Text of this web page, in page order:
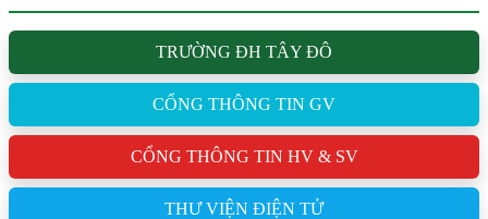
TRƯỜNG ĐH TÂY ĐÔ
CỔNG THÔNG TIN GV
CỔNG THÔNG TIN HV & SV
THƯ VIỆN ĐIỆN TỬ